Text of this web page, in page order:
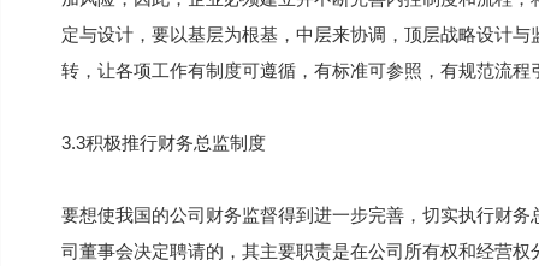
定与设计，要以基层为根基，中层来协调，顶层战略设计
转，让各项工作有制度可遵循，有标准可参照，有规范流程
3.3积极推行财务总监制度
要想使我国的公司财务监督得到进一步完善，切实执行财
司董事会决定聘请的，其主要职责是在公司所有权和经营